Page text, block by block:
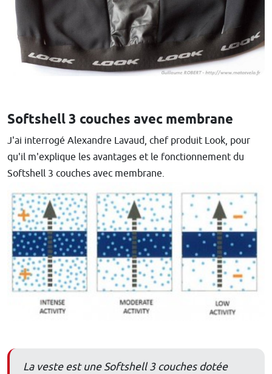
Softshell 3 couches avec membrane
J'ai interrogé Alexandre Lavaud, chef produit Look, pour
qu'il m'explique les avantages et le fonctionnement du
Softshell 3 couches avec membrane.
La veste est une Softshell 3 couches dotée